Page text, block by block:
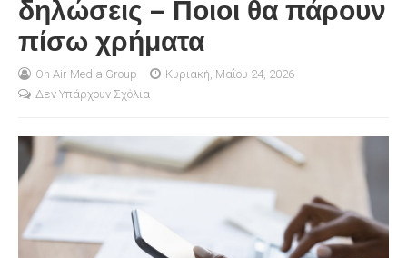
NEW
πίσω χρήματα
On Air Media Group
Κυριακή, Μαΐου 24, 2026
Δεν Υπάρχουν Σχόλια